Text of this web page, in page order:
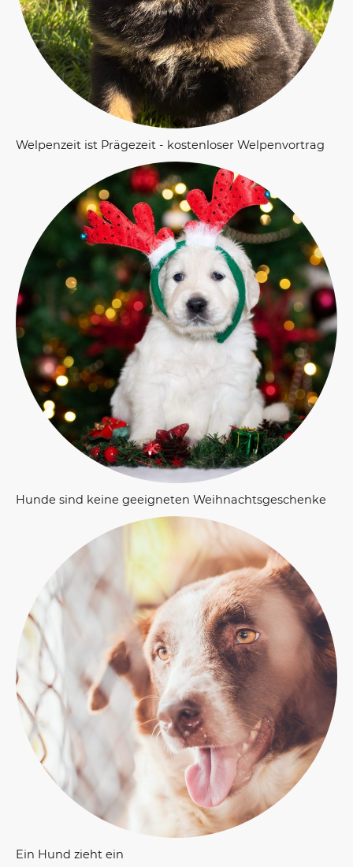
Welpenzeit ist Prägezeit - kostenloser Welpenvortrag
Hunde sind keine geeigneten Weihnachtsgeschenke
Ein Hund zieht ein